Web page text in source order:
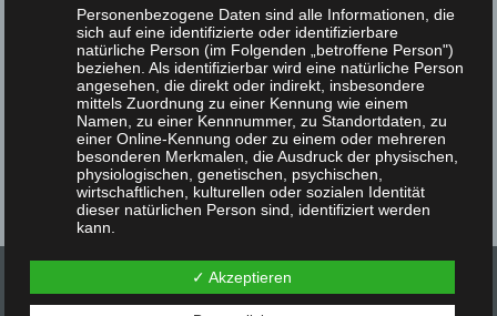
verlorengegangene…
Personenbezogene Daten sind alle Informationen, die
sich auf eine identifizierte oder identifizierbare
natürliche Person (im Folgenden „betroffene Person")
beziehen. Als identifizierbar wird eine natürliche Person
angesehen, die direkt oder indirekt, insbesondere
mittels Zuordnung zu einer Kennung wie einem
Namen, zu einer Kennnummer, zu Standortdaten, zu
einer Online-Kennung oder zu einem oder mehreren
besonderen Merkmalen, die Ausdruck der physischen,
physiologischen, genetischen, psychischen,
wirtschaftlichen, kulturellen oder sozialen Identität
dieser natürlichen Person sind, identifiziert werden
kann.
✓ Akzeptieren